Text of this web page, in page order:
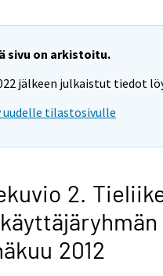
sivu on arkistoitu.
jälkeen julkaistut tiedot
uudelle tilastosivulle
2.
2012